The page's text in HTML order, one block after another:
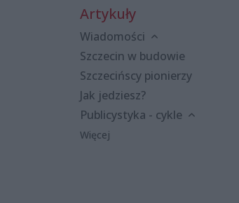
Artykuły
Wiadomości
Szczecin w budowie
Szczecińscy pionierzy
Jak jedziesz?
Publicystyka - cykle
Więcej